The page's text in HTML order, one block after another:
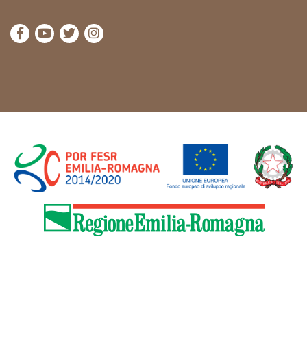
die Seite Facebook von Cammini Emilia-Romagna
die Seite YouTube von Cammini Emilia-
die Seite Twitter von Cammini Emilia-
die Seite Instagram von Cammini